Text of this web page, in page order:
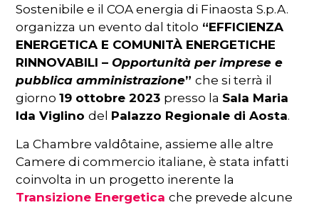
Sostenibile e il COA energia di Finaosta S.p.A.
organizza un evento dal titolo “EFFICIENZA
ENERGETICA E COMUNITÀ ENERGETICHE
RINNOVABILI –Opportunità per imprese e
pubblica amministrazione”che si terrà il
giorno19 ottobre 2023 presso la Sala Maria
Ida Viglinodel Palazzo Regionale di Aosta.
La Chambre valdôtaine, assieme alle altre
Camere di commercio italiane, è stata infatti
coinvolta in un progetto inerente la
Transizione Energetica che prevede alcune